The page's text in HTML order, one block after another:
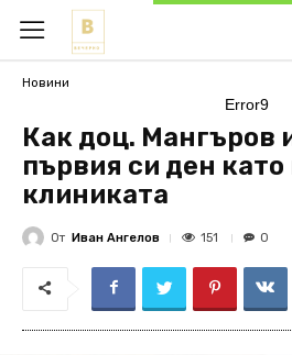
Новини
Error9
Как доц. Мангъров
първия си ден като
клиниката
От Иван Ангелов 151 0